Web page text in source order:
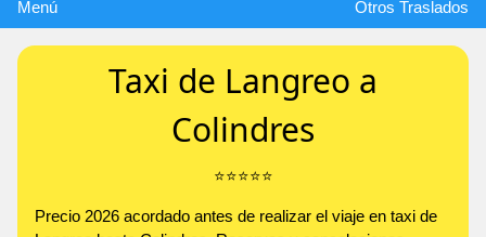
Menú Otros Traslados
Taxi de Langreo a
Colindres
⭐️⭐️⭐️⭐️⭐️
Precio 2026 acordado antes de realizar el viaje en taxi de